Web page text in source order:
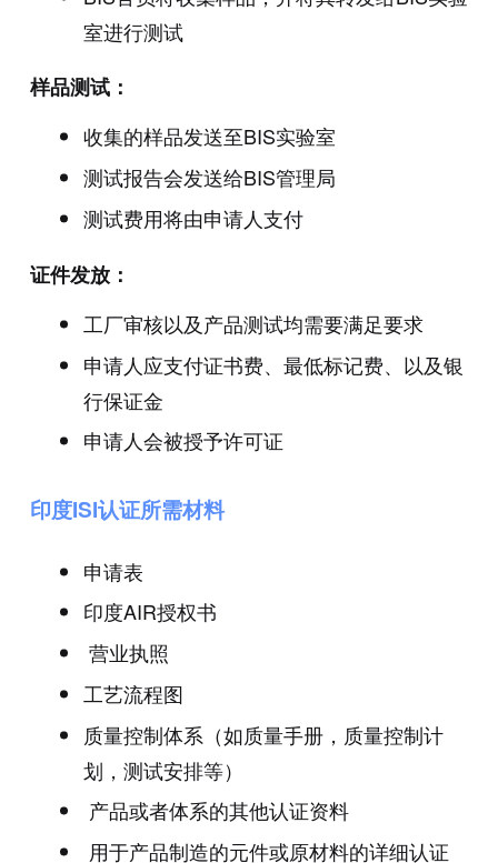
室进行测试
样品测试：
收集的样品发送至BIS实验室
测试报告会发送给BIS管理局
测试费用将由申请人支付
证件发放：
工厂审核以及产品测试均需要满足要求
申请人应支付证书费、最低标记费、以及银
行保证金
申请人会被授予许可证
印度ISI认证所需材料
申请表
印度AIR授权书
营业执照
工艺流程图
质量控制体系（如质量手册，质量控制计
划，测试安排等）
产品或者体系的其他认证资料
用于产品制造的元件或原材料的详细认证